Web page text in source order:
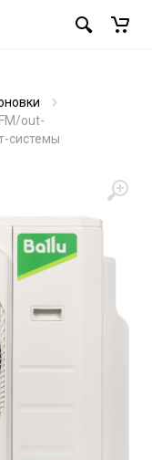
out-
системы